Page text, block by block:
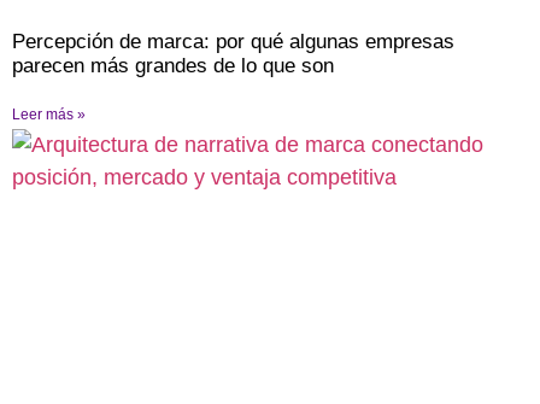
Percepción de marca: por qué algunas empresas
parecen más grandes de lo que son
Leer más »